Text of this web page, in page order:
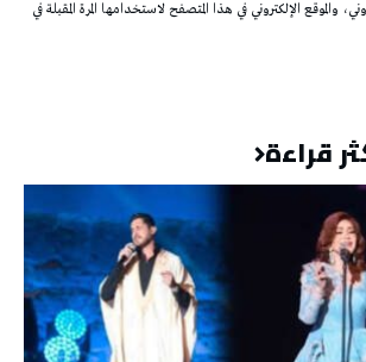
والموقع الإلكتروني في هذا المتصفح لاستخدامها المرة المقبلة في
قراءة